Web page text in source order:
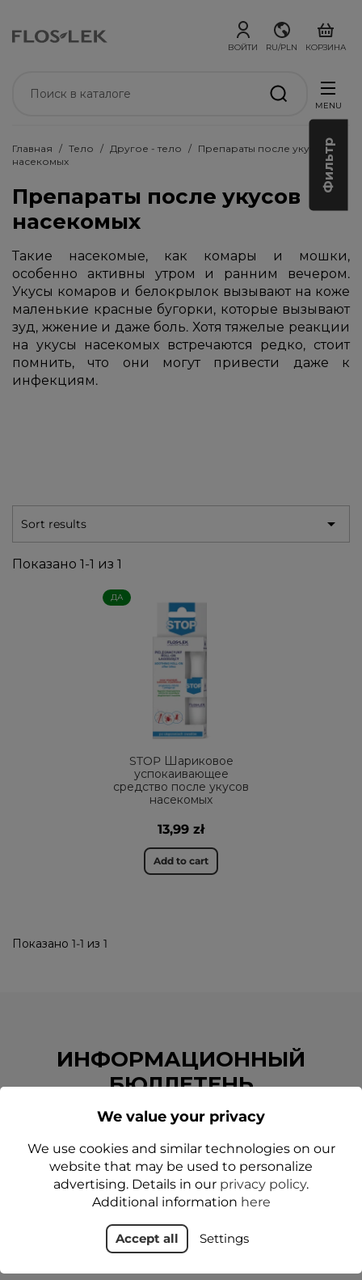
ВОЙТИ RU/PLN КОРЗИНА
MENU
Главная Тело Другое - тело
Препараты после укусов
насекомых
Препараты после укусов
насекомых
Такие насекомые, как комары и мошки,
особенно активны утром и ранним вечером.
Укусы комаров и белокрылок вызывают на коже
маленькие красные бугорки, которые вызывают
зуд, жжение и даже боль. Хотя тяжелые реакции
на укусы насекомых встречаются редко, стоит
помнить, что они могут привести даже к
инфекциям.
Sort results 
Фильтр
Показано 1-1 из 1
ДА
STOP Шариковое
успокаивающее
средство после укусов
насекомых
13,99 zł
Add to cart
Показано 1-1 из 1
ИНФОРМАЦИОННЫЙ
БЮЛЛЕТЕНЬ
Получите наши последние новости и
We value your privacy
We use cookies and similar technologies on our
website that may be used to personalize
advertising. Details in our privacy policy.
Additional information here
Accept all Settings